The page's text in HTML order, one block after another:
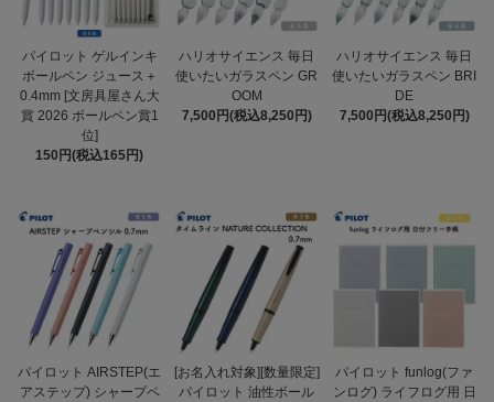
パイロット ゲルインキ
ボールペン ジュース＋
0.4mm [文房具屋さん大
賞 2026 ボールペン賞1
位]
150円(税込165円)
ハリオサイエンス 毎日
使いたいガラスペン GR
OOM
7,500円(税込8,250円)
ハリオサイエンス 毎日
使いたいガラスペン BRI
DE
7,500円(税込8,250円)
パイロット AIRSTEP(エ
アステップ) シャープペ
[お名入れ対象][数量限定]
パイロット 油性ボール
パイロット funlog(ファ
ンログ) ライフログ用 日